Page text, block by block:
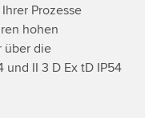
Prozesse
hohen
über die
und II 3 D Ex tD IP54